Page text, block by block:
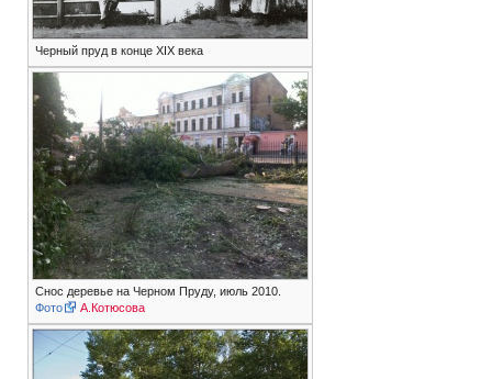
Черный пруд в конце XIX века
Снос деревье на Черном Пруду, июль 2010.
Фото
А.Котюсова